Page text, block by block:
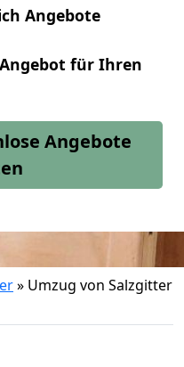
Angebote
für Ihren
Angebote
» Umzug von Salzgitter